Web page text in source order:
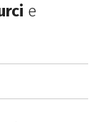
e